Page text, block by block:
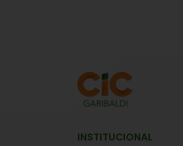
INSTITUCIONAL